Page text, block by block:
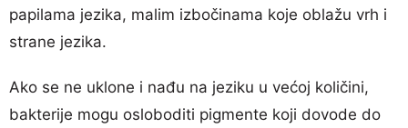
papilama jezika, malim izbočinama koje oblažu vrh i
strane jezika.
Ako se ne uklone i nađu na jeziku u većoj količini,
bakterije mogu osloboditi pigmente koji dovode do